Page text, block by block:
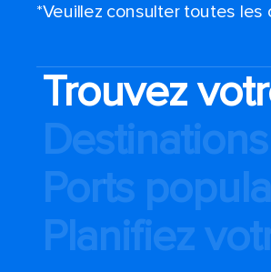
*Veuillez consulter toutes les
Trouvez
Destinations
Ports
Planifiez